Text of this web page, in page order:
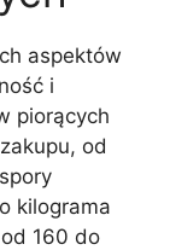
aspektów
i
piorących
od
kilograma
160 do